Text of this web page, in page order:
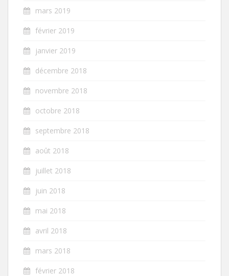
mars 2019
février 2019
janvier 2019
décembre 2018
novembre 2018
octobre 2018
septembre 2018
août 2018
juillet 2018
juin 2018
mai 2018
avril 2018
mars 2018
février 2018